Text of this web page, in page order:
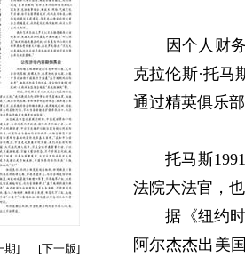
期] [下一版]
因个人财务
克拉伦斯·托马
通过精英俱乐
托马斯1991
法院大法官，
据《纽约时
阿尔杰杰出美